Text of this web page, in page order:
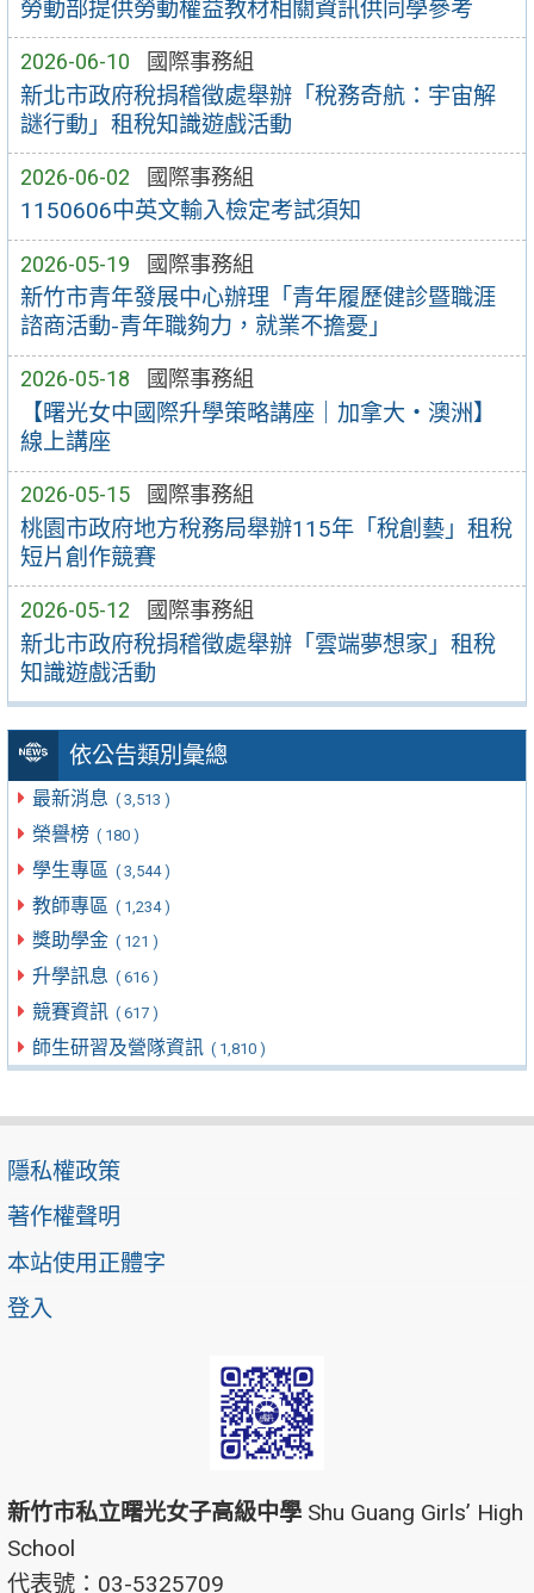
勞動部提供勞動權益教材相關資訊供同學參考
2026-06-10 國際事務組
新北市政府稅捐稽徵處舉辦「稅務奇航：宇宙解
謎行動」租稅知識遊戲活動
2026-06-02 國際事務組
1150606中英文輸入檢定考試須知
2026-05-19 國際事務組
新竹市青年發展中心辦理「青年履歷健診暨職涯
諮商活動-青年職夠力，就業不擔憂」
2026-05-18 國際事務組
【曙光女中國際升學策略講座｜加拿大・澳洲】
線上講座
2026-05-15 國際事務組
桃園市政府地方稅務局舉辦115年「稅創藝」租稅
短片創作競賽
2026-05-12 國際事務組
新北市政府稅捐稽徵處舉辦「雲端夢想家」租稅
知識遊戲活動
依公告類別彙總
最新消息 ( 3,513 )
榮譽榜 ( 180 )
學生專區 ( 3,544 )
教師專區 ( 1,234 )
獎助學金 ( 121 )
升學訊息 ( 616 )
競賽資訊 ( 617 )
師生研習及營隊資訊 ( 1,810 )
隱私權政策
著作權聲明
本站使用正體字
登入
新竹市私立曙光女子高級中學 Shu Guang Girls’ High
School
代表號：03-5325709